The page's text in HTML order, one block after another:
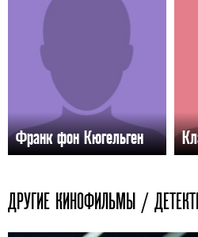
Франк фон Кюгельген
ДРУГИЕ КИНОФИЛЬМЫ /